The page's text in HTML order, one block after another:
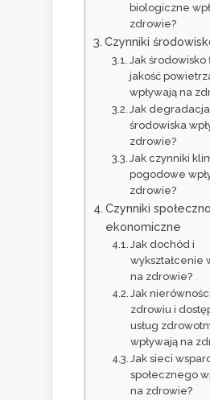
biologiczne
zdrowie?
Czynniki
Jak środowisko
jakość
wpływają na
Jak degradacja
środowiska
zdrowie?
Jak czynniki
pogodowe
zdrowie?
Czynniki
ekonomiczne
Jak dochód i
wykształcenie
na zdrowie?
Jak
zdrowiu i
usług
wpływają na
Jak sieci
społecznego
na zdrowie?